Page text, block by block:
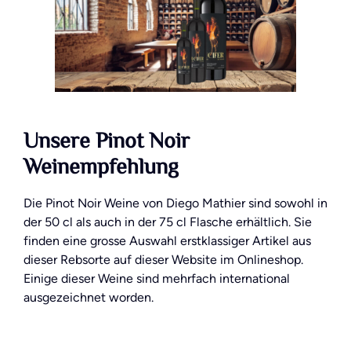
Unsere Pinot Noir
Weinempfehlung
Die Pinot Noir Weine von Diego Mathier sind sowohl in
der 50 cl als auch in der 75 cl Flasche erhältlich. Sie
finden eine grosse Auswahl erstklassiger Artikel aus
dieser Rebsorte auf dieser Website im Onlineshop.
Einige dieser Weine sind mehrfach international
ausgezeichnet worden.